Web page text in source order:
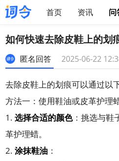
首页 资讯 问
如何快速去除皮鞋上的划
匿名回答 2025-06-22
去除皮鞋上的划痕可以通过以
方法一：使用鞋油或皮革护理
1.选择合适的颜色：挑选与鞋
革护理蜡。
2.涂抹鞋油 ：